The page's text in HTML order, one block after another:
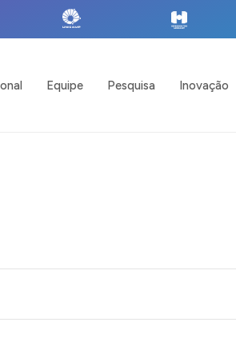
Equipe Pesquisa Inovação